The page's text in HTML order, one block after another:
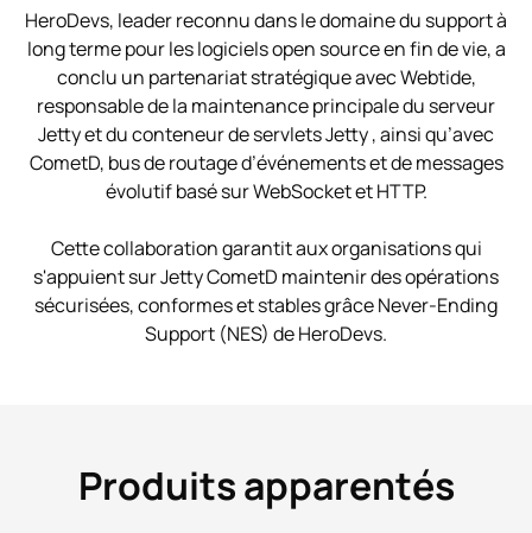
HeroDevs, leader reconnu dans le domaine du support à
long terme pour les logiciels open source en fin de vie, a
conclu un partenariat stratégique avec Webtide,
responsable de la maintenance principale du serveur
Jetty et du conteneur de servlets Jetty , ainsi qu’avec
CometD, bus de routage d’événements et de messages
évolutif basé sur WebSocket et HTTP.
Cette collaboration garantit aux organisations qui
s'appuient sur Jetty CometD maintenir des opérations
sécurisées, conformes et stables grâce Never-Ending
Support (NES) de HeroDevs.
Produits apparentés